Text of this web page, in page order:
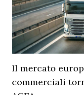
Il mercato
commerciali